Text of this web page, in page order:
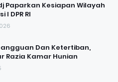
Paparkan Kesiapan Wilayah
I DPR RI
Dan Ketertiban,
Razia Kamar Hunian